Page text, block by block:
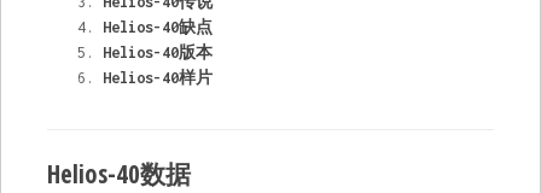
Helios-40缺点
Helios-40版本
Helios-40样片
Helios-40数据